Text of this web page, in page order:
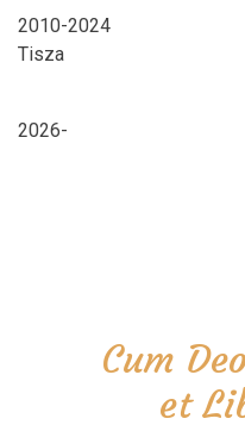
2010-2024
Tisza
2026-
Cum
et